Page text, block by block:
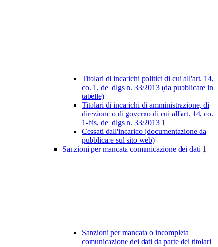
Titolari di incarichi politici di cui all'art. 14,
co. 1, del dlgs n. 33/2013 (da pubblicare in
tabelle)
Titolari di incarichi di amministrazione, di
direzione o di governo di cui all'art. 14, co.
1-bis, del dlgs n. 33/2013 1
Cessati dall'incarico (documentazione da
pubblicare sul sito web)
Sanzioni per mancata comunicazione dei dati 1
Sanzioni per mancata o incompleta
comunicazione dei dati da parte dei titolari